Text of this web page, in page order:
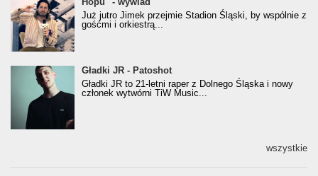
Już jutro Jimek przejmie Stadion Śląski, by wspólnie z
gośćmi i orkiestrą...
Gładki JR - Patoshot
Gładki JR - Patoshot
Gładki JR to 21-letni raper z Dolnego Śląska i nowy
członek wytwórni TiW Music...
wszystkie